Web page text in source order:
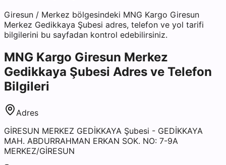
Giresun / Merkez bölgesindeki MNG Kargo Giresun
Merkez Gedikkaya Şubesi adres, telefon ve yol tarifi
bilgilerini bu sayfadan kontrol edebilirsiniz.
MNG Kargo Giresun Merkez
Gedikkaya Şubesi Adres ve Telefon
Bilgileri
Adres
GİRESUN MERKEZ GEDİKKAYA Şubesi - GEDİKKAYA
MAH. ABDURRAHMAN ERKAN SOK. NO: 7-9A
MERKEZ/GİRESUN